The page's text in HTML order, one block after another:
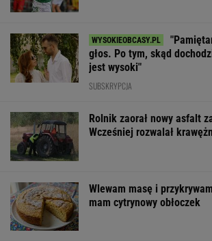
głos. Po tym, skąd
jest wysoki"
SUBSKRYPCJA
Rolnik zaorał nowy asfalt
Wcześniej rozwalał
Wlewam masę i
mam cytrynowy obłoczek